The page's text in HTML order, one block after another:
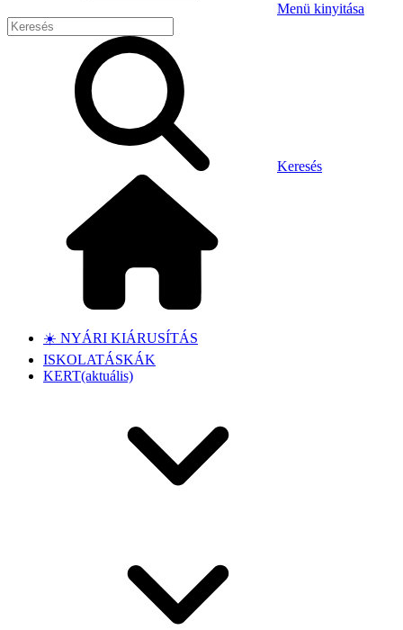
Menü kinyitása
Keresés
☀️ NYÁRI KIÁRUSÍTÁS
ISKOLATÁSKÁK
KERT(aktuális)